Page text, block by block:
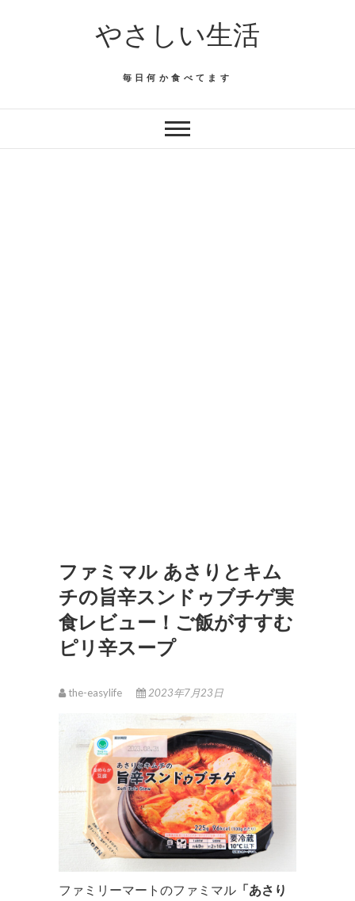
やさしい生活
毎日何か食べてます
ファミマル あさりとキム
チの旨辛スンドゥブチゲ実
食レビュー！ご飯がすすむ
ピリ辛スープ
the-easylife 2023年7月23日
ファミリーマートのファミマル 「あさり